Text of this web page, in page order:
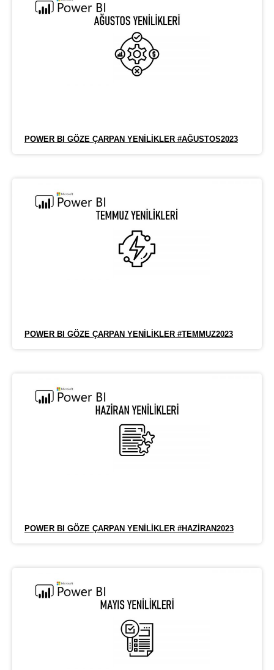
POWER BI GÖZE ÇARPAN YENILIKLER #AĞUSTOS2023
POWER BI GÖZE ÇARPAN YENILIKLER #TEMMUZ2023
POWER BI GÖZE ÇARPAN YENILIKLER #HAZIRAN2023